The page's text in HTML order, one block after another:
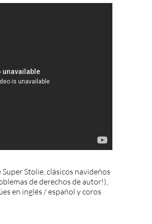
Stolie, clásicos navideños
de derechos de autor!),
en inglés / español y coros